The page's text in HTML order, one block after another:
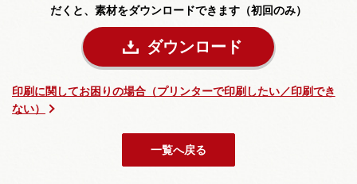
だくと、素材をダウンロードできます（初回のみ）
ダウンロード
印刷に関してお困りの場合（プリンターで印刷したい／印刷でき
ない）
一覧へ戻る